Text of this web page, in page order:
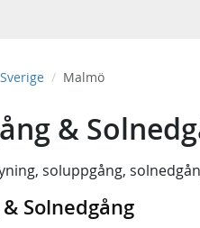
Sverige Malmö
&
, soluppgång,
Solnedgång